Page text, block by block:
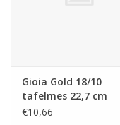
Gioia Gold 18/10
tafelmes 22,7 cm
€10,66